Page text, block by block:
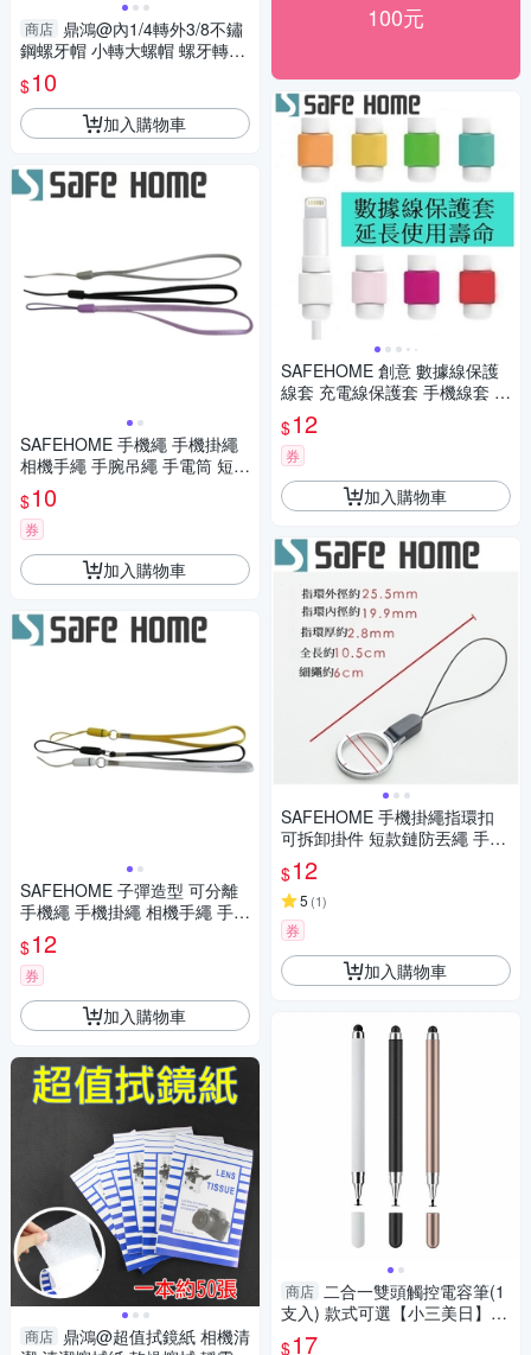
商店 鼎鴻@內1/4轉外3/8不鏽
鋼螺牙帽 小轉大螺帽 螺牙轉接
單眼相機 雲台 腳架 轉換螺絲
$10
加入購物車
SAFEHOME 手機繩 手機掛繩
相機手繩 手腕吊繩 手電筒 短掛
繩 MP3 MP4 移動電源 用掛繩
13公分長 CPA017
$10
券
加入購物車
SAFEHOME 子彈造型 可分離
手機繩 手機掛繩 相機手繩 手腕
吊繩 手電筒 短掛繩 MP3 MP4
移動電源 用掛繩 13公分長 CP
A019
$12
券
加入購物車
商店 鼎鴻@超值拭鏡紙 相機清
100元
SAFEHOME 創意 數據線保護
線套 充電線保護套 手機線套 C
PA030 (恕不接受指定顏色出
貨)
$12
券
加入購物車
SAFEHOME 手機掛繩指環扣
可拆卸掛件 短款鏈防丟繩 手指
圈掛環掛 10.5公分長 CPA028
$12
5 (1)
券
加入購物車
商店 二合一雙頭觸控電容筆(1
支入) 款式可選【小三美日】D
S014881 文具
$17